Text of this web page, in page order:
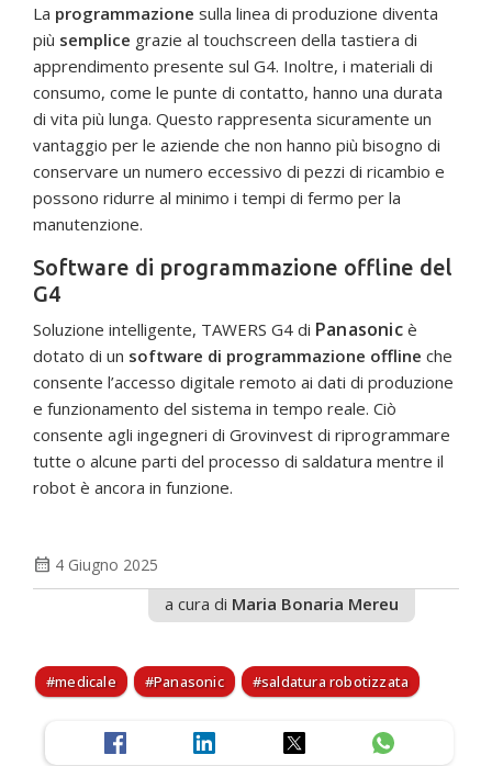
La programmazione sulla linea di produzione diventa
più semplice grazie al touchscreen della tastiera di
apprendimento presente sul G4. Inoltre, i materiali di
consumo, come le punte di contatto, hanno una durata
di vita più lunga. Questo rappresenta sicuramente un
vantaggio per le aziende che non hanno più bisogno di
conservare un numero eccessivo di pezzi di ricambio e
possono ridurre al minimo i tempi di fermo per la
manutenzione.
Software di programmazione offline del
G4
Soluzione intelligente, TAWERS G4 di Panasonicè
dotato di un software di programmazione offline che
consente l’accesso digitale remoto ai dati di produzione
e funzionamento del sistema in tempo reale. Ciò
consente agli ingegneri di Grovinvest di riprogrammare
tutte o alcune parti del processo di saldatura mentre il
robot è ancora in funzione.
calendar_month 4 Giugno 2025
a cura di Maria Bonaria Mereu
medicale Panasonic saldatura robotizzata